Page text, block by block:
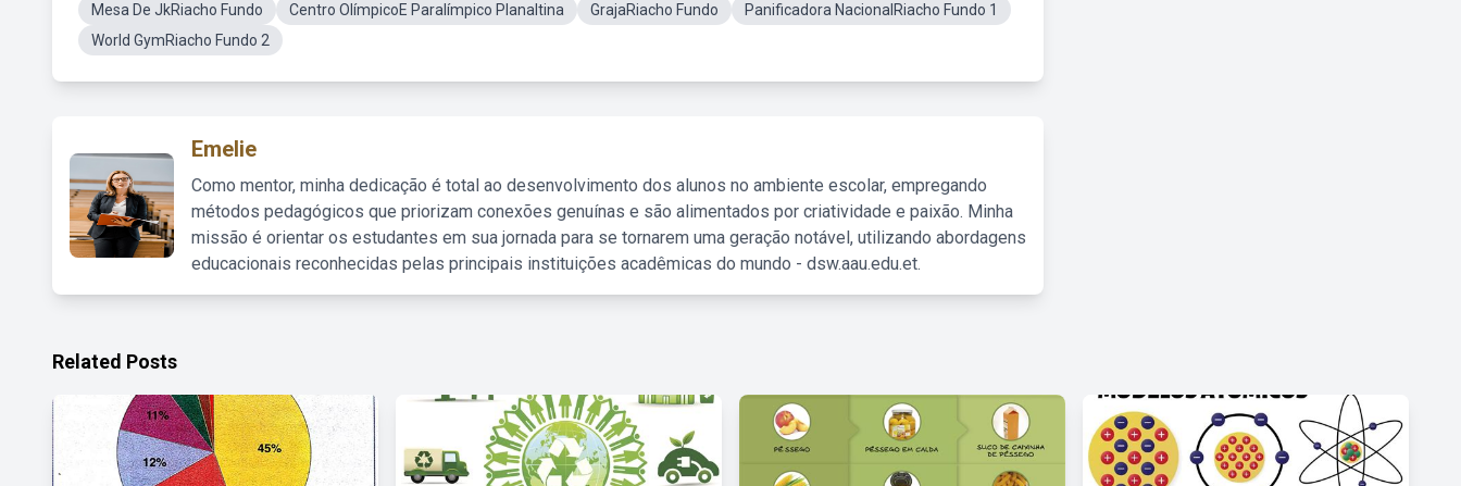
Mesa De JkRiacho Fundo
Centro OlímpicoE Paralímpico Planaltina GrajaRiacho Fundo
Panificadora NacionalRiacho Fundo 1
World GymRiacho Fundo 2
Emelie
Como mentor, minha dedicação é total ao desenvolvimento dos alunos no ambiente escolar, empregando
métodos pedagógicos que priorizam conexões genuínas e são alimentados por criatividade e paixão. Minha
missão é orientar os estudantes em sua jornada para se tornarem uma geração notável, utilizando abordagens
educacionais reconhecidas pelas principais instituições acadêmicas do mundo - dsw.aau.edu.et.
Related Posts